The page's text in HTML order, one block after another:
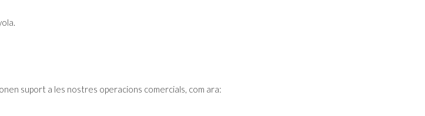
suport a les nostres operacions comercials, com ara: